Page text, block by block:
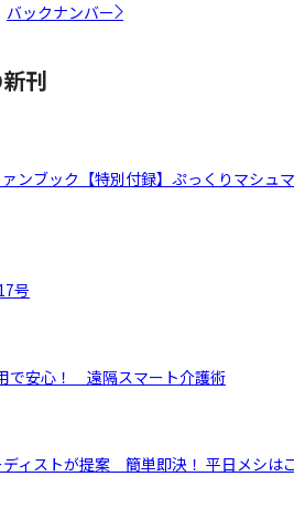
バックナンバー
刊
ンブック【特別付録】ぷっくりマシュマ
号
で安心！ 遠隔スマート介護術
ィストが提案 簡単即決！ 平日メシは